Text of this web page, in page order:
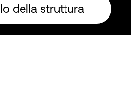
della struttura